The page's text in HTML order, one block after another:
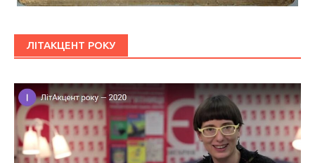
ЛІТАКЦЕНТ РОКУ